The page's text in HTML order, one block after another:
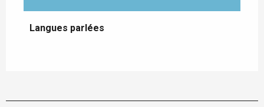
Langues parlées
Langues parlées